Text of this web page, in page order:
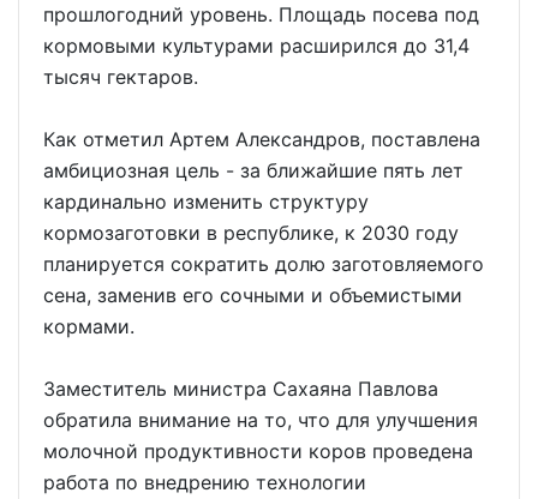
прошлогодний уровень. Площадь посева под
кормовыми культурами расширился до 31,4
тысяч гектаров.
Как отметил Артем Александров, поставлена
амбициозная цель - за ближайшие пять лет
кардинально изменить структуру
кормозаготовки в республике, к 2030 году
планируется сократить долю заготовляемого
сена, заменив его сочными и объемистыми
кормами.
Заместитель министра Сахаяна Павлова
обратила внимание на то, что для улучшения
молочной продуктивности коров проведена
работа по внедрению технологии